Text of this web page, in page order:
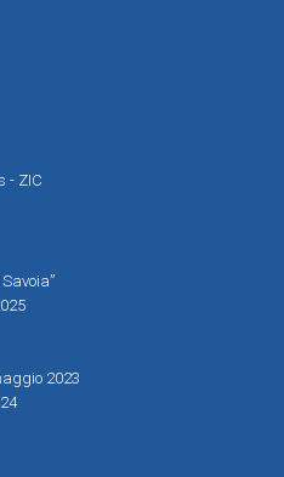
- ZIC
2023